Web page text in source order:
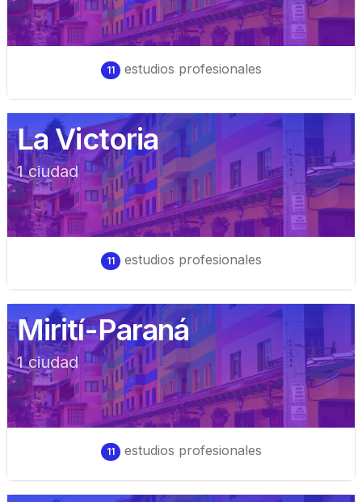
11 estudios profesionales
La Victoria
1ciudad
11 estudios profesionales
Mirití-Paraná
1ciudad
11 estudios profesionales